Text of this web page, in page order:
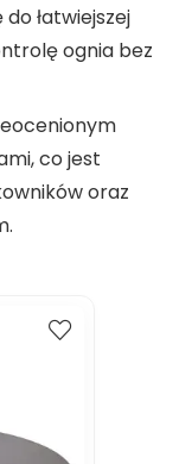
łatwiejszej
ognia bez
co jest
oraz